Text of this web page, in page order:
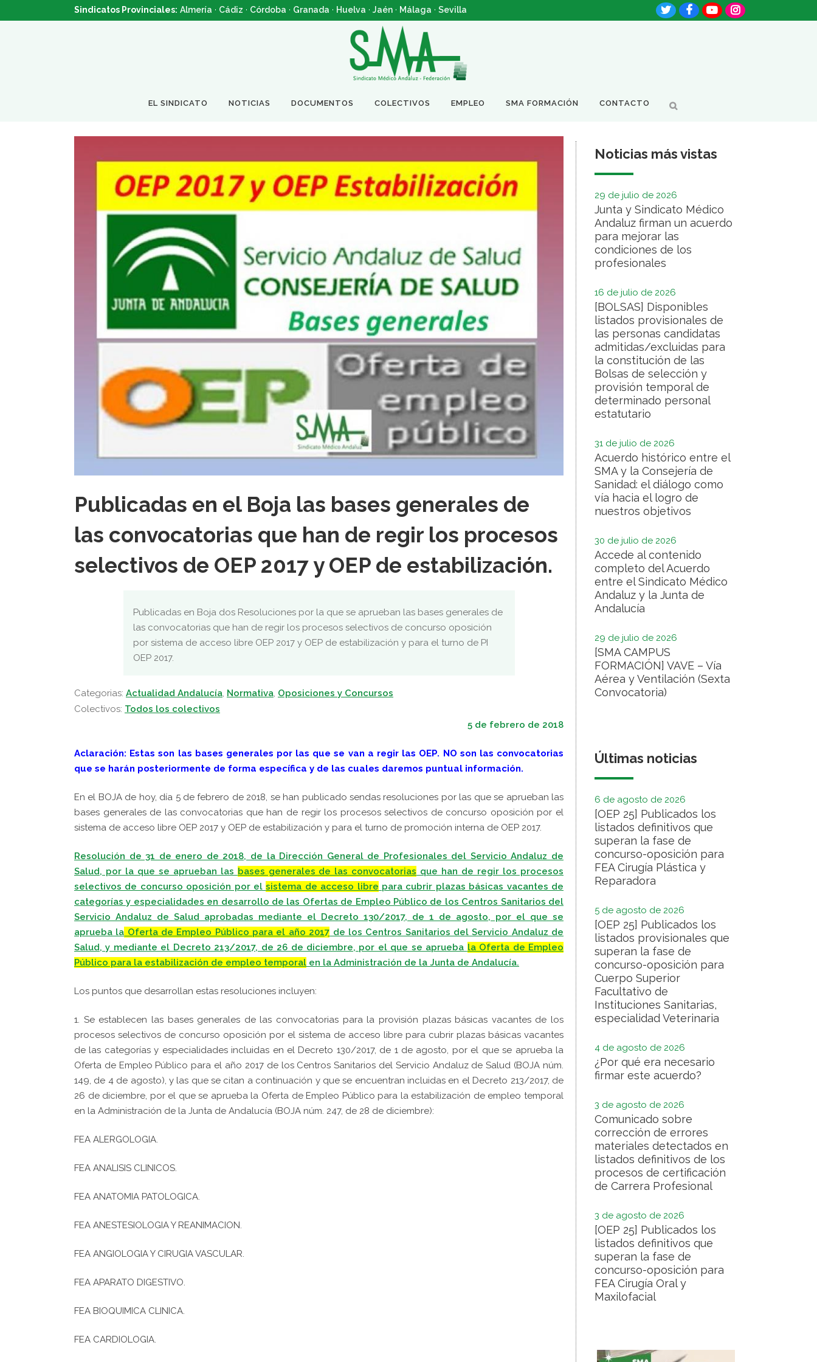
Sindicatos Provinciales: Almería · Cádiz · Córdoba · Granada · Huelva · Jaén · Málaga · Sevilla
EL SINDICATO NOTICIAS DOCUMENTOS COLECTIVOS EMPLEO SMA FORMACIÓN CONTACTO
Publicadas en el Boja las bases generales de
las convocatorias que han de regir los procesos
selectivos de OEP 2017 y OEP de estabilización.
Publicadas en Boja dos Resoluciones por la que se aprueban las bases generales de
las convocatorias que han de regir los procesos selectivos de concurso oposición
por sistema de acceso libre OEP 2017 y OEP de estabilización y para el turno de PI
OEP 2017.
Categorias: Actualidad Andalucía, Normativa, Oposiciones y Concursos
Colectivos: Todos los colectivos
5 de febrero de 2018
Aclaración: Estas son las bases generales por las que se van a regir las OEP. NO son las convocatorias
que se harán posteriormente de forma específica y de las cuales daremos puntual información.
En el BOJA de hoy, día 5 de febrero de 2018, se han publicado sendas resoluciones por las que se aprueban las
bases generales de las convocatorias que han de regir los procesos selectivos de concurso oposición por el
sistema de acceso libre OEP 2017 y OEP de estabilización y para el turno de promoción interna de OEP 2017.
Resolución de 31 de enero de 2018, de la Dirección General de Profesionales del Servicio Andaluz de
Salud, por la que se aprueban las bases generales de las convocatorias que han de regir los procesos
selectivos de concurso oposición por elsistema de acceso libre para cubrir plazas básicas vacantes de
categorías y especialidades en desarrollo de las Ofertas de Empleo Público de los Centros Sanitarios del
Servicio Andaluz de Salud aprobadas mediante el Decreto 130/2017, de 1 de agosto, por el que se
aprueba la Oferta de Empleo Público para el año 2017 de los Centros Sanitarios del Servicio Andaluz de
Salud, y mediante el Decreto 213/2017, de 26 de diciembre, por el que se aprueba la Oferta de Empleo
Público para la estabilización de empleo temporal en la Administración de la Junta de Andalucía.
Los puntos que desarrollan estas resoluciones incluyen:
1. Se establecen las bases generales de las convocatorias para la provisión plazas básicas vacantes de los
procesos selectivos de concurso oposición por el sistema de acceso libre para cubrir plazas básicas vacantes
de las categorías y especialidades incluidas en el Decreto 130/2017, de 1 de agosto, por el que se aprueba la
Oferta de Empleo Público para el año 2017 de los Centros Sanitarios del Servicio Andaluz de Salud (BOJA núm.
149, de 4 de agosto), y las quese citan a continuación y que se encuentran incluidas en el Decreto 213/2017, de
26 de diciembre, por el que se aprueba la Oferta de Empleo Público para la estabilización de empleo temporal
en la Administración de la Junta de Andalucía (BOJA núm. 247, de 28 de diciembre):
FEA ALERGOLOGIA.
FEA ANALISIS CLINICOS.
FEA ANATOMIA PATOLOGICA.
FEA ANESTESIOLOGIA Y REANIMACION.
FEA ANGIOLOGIA Y CIRUGIA VASCULAR.
FEA APARATO DIGESTIVO.
FEA BIOQUIMICA CLINICA.
FEA CARDIOLOGIA.
Noticias más vistas
29 de julio de 2026
Junta y Sindicato Médico
Andaluz firman un acuerdo
para mejorar las
condiciones de los
profesionales
16 de julio de 2026
[BOLSAS] Disponibles
listados provisionales de
las personas candidatas
admitidas/excluidas para
la constitución de las
Bolsas de selección y
provisión temporal de
determinado personal
estatutario
31 de julio de 2026
Acuerdo histórico entre el
SMA y la Consejería de
Sanidad: el diálogo como
vía hacia el logro de
nuestros objetivos
30 de julio de 2026
Accede al contenido
completo del Acuerdo
entre el Sindicato Médico
Andaluz y la Junta de
Andalucía
29 de julio de 2026
[SMA CAMPUS
FORMACIÓN] VAVE – Vía
Aérea y Ventilación (Sexta
Convocatoria)
Últimas noticias
6 de agosto de 2026
[OEP 25] Publicados los
listados definitivos que
superan la fase de
concurso-oposición para
FEA Cirugía Plástica y
Reparadora
5 de agosto de 2026
[OEP 25] Publicados los
listados provisionales que
superan la fase de
concurso-oposición para
Cuerpo Superior
Facultativo de
Instituciones Sanitarias,
especialidad Veterinaria
4 de agosto de 2026
¿Por qué era necesario
firmar este acuerdo?
3 de agosto de 2026
Comunicado sobre
corrección de errores
materiales detectados en
listados definitivos de los
procesos de certificación
de Carrera Profesional
3 de agosto de 2026
[OEP 25] Publicados los
listados definitivos que
superan la fase de
concurso-oposición para
FEA Cirugía Oral y
Maxilofacial